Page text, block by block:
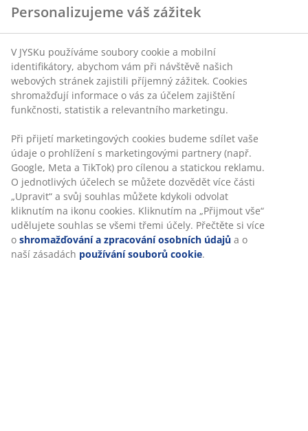
Neomezené možnosti vrácení
Žádné časové omezení – zboží vraťte na jakoukoli
prodejnu JYSK
Garance ceny
30-denní garance ceny na všechny výrobky
Flexibilní možnosti doručení
100% polyester (50 % recyklováno). Velur. 40x60 cm
Skladová položka: 6893227
Personalizujeme váš zážitek
V JYSKu používáme soubory cookie a mobilní
identifikátory, abychom vám při návštěvě našich
webových stránek zajistili příjemný zážitek. Cookies
shromažďují informace o vás za účelem zajištění
funkčnosti, statistik a relevantního marketingu.
Při přijetí marketingových cookies budeme sdílet vaše
údaje o prohlížení s marketingovými partnery (např.
Google, Meta a TikTok) pro cílenou a statickou reklamu.
O jednotlivých účelech se můžete dozvědět více části
„Upravit“ a svůj souhlas můžete kdykoli odvolat
kliknutím na ikonu cookies. Kliknutím na „Přijmout vše“
udělujete souhlas se všemi třemi účely. Přečtěte si více
o shromažďování a zpracování osobních údajů a o
naší zásadách používání souborů cookie.